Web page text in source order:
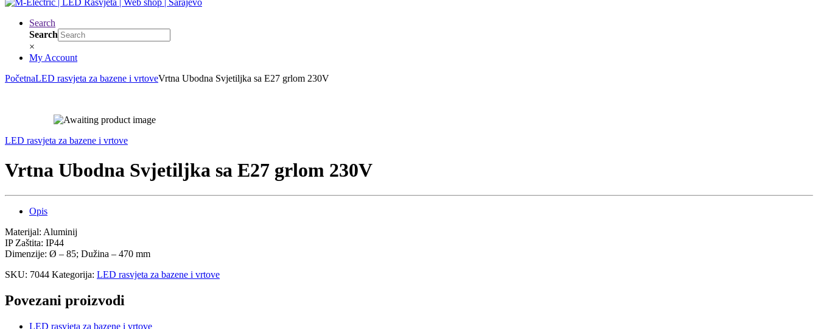
Search
Search
×
My Account
PočetnaLED rasvjeta za bazene i vrtoveVrtna Ubodna Svjetiljka sa E27 grlom 230V
LED rasvjeta za bazene i vrtove
Vrtna Ubodna Svjetiljka sa E27 grlom 230V
Opis
Materijal: Aluminij
IP Zaštita: IP44
Dimenzije: Ø – 85; Dužina – 470 mm
SKU: 7044 Kategorija: LED rasvjeta za bazene i vrtove
Povezani proizvodi
LED rasvjeta za bazene i vrtove